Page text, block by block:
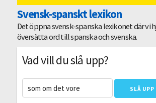
Svensk-spanskt lexikon
Det öppna svensk-spanska lexikonet där vi
översätta ord till spanska och svenska.
Vad vill du slå upp?